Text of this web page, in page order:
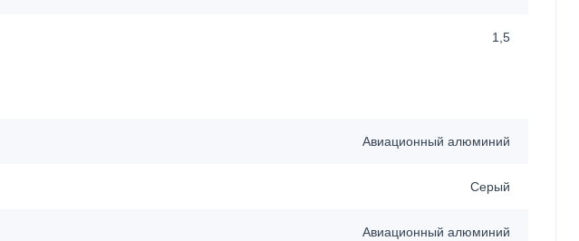
1,5
Авиационный алюминий
Серый
Авиационный алюминий